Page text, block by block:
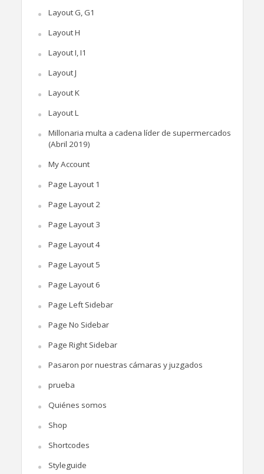
Layout G, G1
Layout H
Layout I, I1
Layout J
Layout K
Layout L
Millonaria multa a cadena líder de supermercados
(Abril 2019)
My Account
Page Layout 1
Page Layout 2
Page Layout 3
Page Layout 4
Page Layout 5
Page Layout 6
Page Left Sidebar
Page No Sidebar
Page Right Sidebar
Pasaron por nuestras cámaras y juzgados
prueba
Quiénes somos
Shop
Shortcodes
Styleguide